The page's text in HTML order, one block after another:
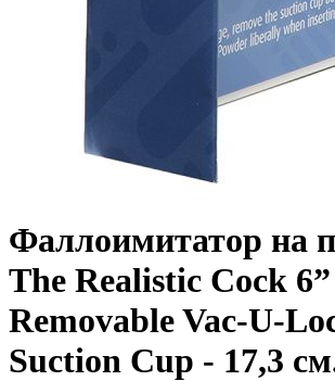
Фаллоимитатор на
The Realistic Cock
Removable Vac-U-
Suction Cup - 17,3